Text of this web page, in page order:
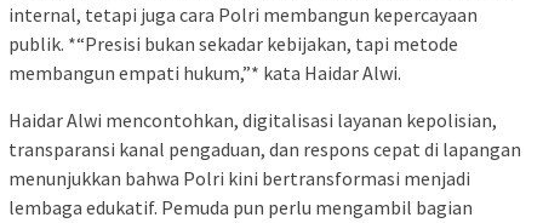
internal, tetapi juga cara Polri membangun kepercayaan
publik. *“Presisi bukan sekadar kebijakan, tapi metode
membangun empati hukum,”* kata Haidar Alwi.
Haidar Alwi mencontohkan, digitalisasi layanan kepolisian,
transparansi kanal pengaduan, dan respons cepat di lapangan
menunjukkan bahwa Polri kini bertransformasi menjadi
lembaga edukatif. Pemuda pun perlu mengambil bagian